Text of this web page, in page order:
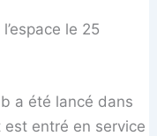
le 25
a été lancé dans
est entré en service